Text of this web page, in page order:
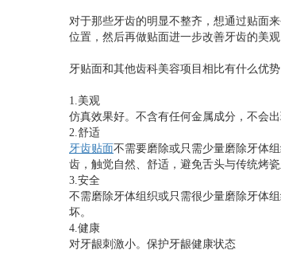
对于那些牙齿的明显不整齐，想通过贴面
位置，然后再做贴面进一步改善牙齿的美观
牙贴面和其他齿科美容项目相比有什么优
1.美观
仿真效果好。不含有任何金属成分，不会
2.舒适
牙齿贴面不需要磨除或只需少量磨除牙体
齿，触觉自然、舒适，避免舌头与传统烤
3.安全
不需磨除牙体组织或只需很少量磨除牙体
坏。
4.健康
对牙龈刺激小。保护牙龈健康状态